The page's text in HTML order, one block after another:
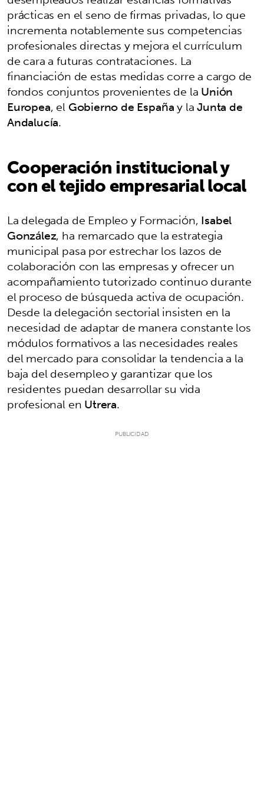
prácticas en el seno de firmas privadas, lo que
incrementa notablemente sus competencias
profesionales directas y mejora el currículum
de cara a futuras contrataciones. La
financiación de estas medidas corre a cargo de
fondos conjuntos provenientes de laUnión
Europea, elGobierno de Españay laJunta de
Andalucía.
Cooperación institucional y
con el tejido empresarial local
La delegada de Empleo y Formación,Isabel
González, ha remarcado que la estrategia
municipal pasa por estrechar los lazos de
colaboración con las empresas y ofrecer un
acompañamiento tutorizado continuo durante
el proceso de búsqueda activa de ocupación.
Desde la delegación sectorial insisten en la
necesidad de adaptar de manera constante los
módulos formativos a las necesidades reales
del mercado para consolidar la tendencia a la
baja del desempleo y garantizar que los
residentes puedan desarrollar su vida
profesional enUtrera.